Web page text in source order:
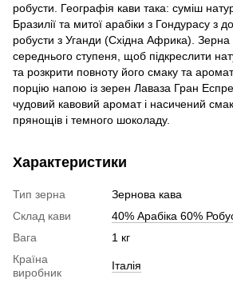
робусти. Географія кави така: суміш
Бразилії та митої арабіки з Гондурасу з
робусти з Уганди (Східна Африка).
середнього ступеня, щоб підкреслити
та розкрити повноту його смаку та
порцію напою із зерен Лаваза Гран
чудовий кавовий аромат і насичений смак
прянощів і темного шоколаду.
Характеристики
Тип зерна
Зернова кава
Склад кави
40% Арабіка 60%
Вага
1 кг
Країна
виробник
Італія